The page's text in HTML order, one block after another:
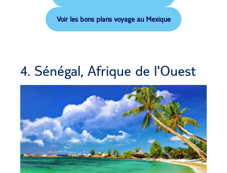
Voir les bons plans voyage au Mexique
4. Sénégal, Afrique de l'Ouest